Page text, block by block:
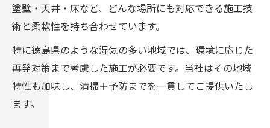
塗壁・天井・床など、どんな場所にも対応できる施工技
術と柔軟性を持ち合わせています。
特に徳島県のような湿気の多い地域では、環境に応じた
再発対策まで考慮した施工が必要です。当社はその地域
特性も加味し、清掃＋予防までを一貫してご提供いたし
ます。